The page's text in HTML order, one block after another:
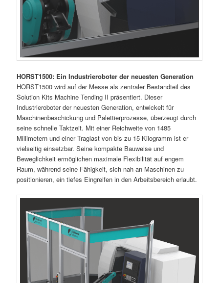
HORST1500: Ein Industrieroboter der neuesten Generation
HORST1500 wird auf der Messe als zentraler Bestandteil des
Solution Kits Machine Tending II präsentiert. Dieser
Industrieroboter der neuesten Generation, entwickelt für
Maschinenbeschickung und Palettierprozesse, überzeugt durch
seine schnelle Taktzeit. Mit einer Reichweite von 1485
Millimetern und einer Traglast von bis zu 15 Kilogramm ist er
vielseitig einsetzbar. Seine kompakte Bauweise und
Beweglichkeit ermöglichen maximale Flexibilität auf engem
Raum, während seine Fähigkeit, sich nah an Maschinen zu
positionieren, ein tiefes Eingreifen in den Arbeitsbereich erlaubt.